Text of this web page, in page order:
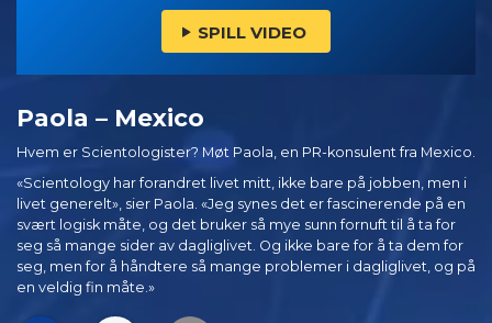
SPILL VIDEO
Paola – Mexico
Hvem er Scientologister? Møt Paola, en PR-konsulent fra Mexico.
«Scientology har forandret livet mitt, ikke bare på jobben, men i
livet generelt», sier Paola. «Jeg synes det er fascinerende på en
svært logisk måte, og det bruker så mye sunn fornuft til å ta for
seg så mange sider av dagliglivet. Og ikke bare for å ta dem for
seg, men for å håndtere så mange problemer i dagliglivet, og på
en veldig fin måte.»